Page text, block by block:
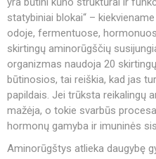
statybiniai blokai“ –
odoje, fermentuose,
skirtingų aminorūgščių
organizmas naudoja 20
būtinosios, tai reiškia, kad jas
papildais. Jei trūksta reikalingų
mažėja, o tokie svarbūs
hormonų gamyba ir imuninės
Aminorūgštys atlieka daugybę